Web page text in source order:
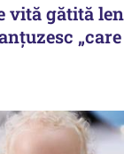
vită gătită